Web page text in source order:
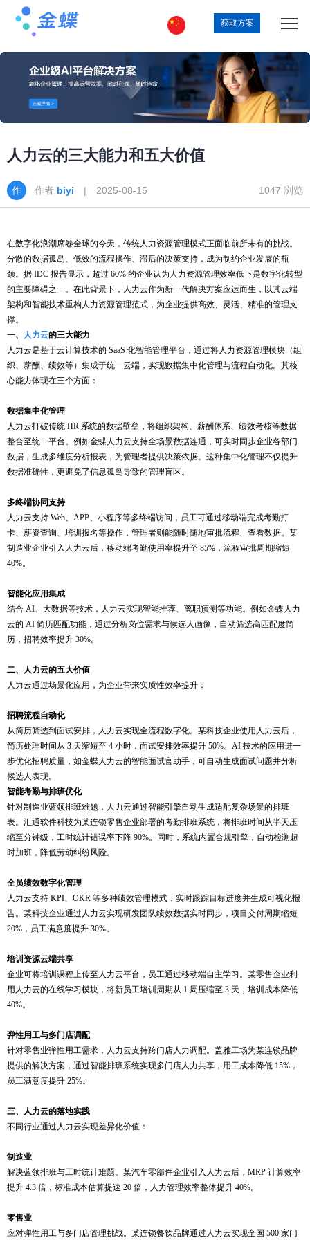
获取方案
人力云的三大能力和五大价值
作者 biyi | 2025-08-15 1047 浏览
在数字化浪潮席卷全球的今天，传统人力资源管理模式正面临前所未有的挑战。
分散的数据孤岛、低效的流程操作、滞后的决策支持，成为制约企业发展的瓶
颈。据 IDC 报告显示，超过 60% 的企业认为人力资源管理效率低下是数字化转型
的主要障碍之一。在此背景下，人力云作为新一代解决方案应运而生，以其云端
架构和智能技术重构人力资源管理范式，为企业提供高效、灵活、精准的管理支
撑。
一、
人力云的三大能力
人力云是基于云计算技术的 SaaS 化智能管理平台，通过将人力资源管理模块（组
织、薪酬、绩效等）集成于统一云端，实现数据集中化管理与流程自动化。其核
心能力体现在三个方面：
数据集中化管理
人力云打破传统 HR 系统的数据壁垒，将组织架构、薪酬体系、绩效考核等数据
整合至统一平台。例如金蝶人力云支持全场景数据连通，可实时同步企业各部门
数据，生成多维度分析报表，为管理者提供决策依据。这种集中化管理不仅提升
数据准确性，更避免了信息孤岛导致的管理盲区。
多终端协同支持
人力云支持 Web、APP、小程序等多终端访问，员工可通过移动端完成考勤打
卡、薪资查询、培训报名等操作，管理者则能随时随地审批流程、查看数据。某
制造业企业引入人力云后，移动端考勤使用率提升至 85%，流程审批周期缩短
40%。
智能化应用集成
结合 AI、大数据等技术，人力云实现智能推荐、离职预测等功能。例如金蝶人力
云的 AI 简历匹配功能，通过分析岗位需求与候选人画像，自动筛选高匹配度简
历，招聘效率提升 30%。
二、人力云的五大价值
人力云通过场景化应用，为企业带来实质性效率提升：
招聘流程自动化
从简历筛选到面试安排，人力云实现全流程数字化。某科技企业使用人力云后，
简历处理时间从 3 天缩短至 4 小时，面试安排效率提升 50%。AI 技术的应用进一
步优化招聘质量，如金蝶人力云的智能面试官助手，可自动生成面试问题并分析
候选人表现。
智能考勤与排班优化
针对制造业蓝领排班难题，人力云通过智能引擎自动生成适配复杂场景的排班
表。汇通软件科技为某连锁零售企业部署的考勤排班系统，将排班时间从半天压
缩至分钟级，工时统计错误率下降 90%。同时，系统内置合规引擎，自动检测超
时加班，降低劳动纠纷风险。
全员绩效数字化管理
人力云支持 KPI、OKR 等多种绩效管理模式，实时跟踪目标进度并生成可视化报
告。某科技企业通过人力云实现研发团队绩效数据实时同步，项目交付周期缩短
20%，员工满意度提升 30%。
培训资源云端共享
企业可将培训课程上传至人力云平台，员工通过移动端自主学习。某零售企业利
用人力云的在线学习模块，将新员工培训周期从 1 周压缩至 3 天，培训成本降低
40%。
弹性用工与多门店调配
针对零售业弹性用工需求，人力云支持跨门店人力调配。盖雅工场为某连锁品牌
提供的解决方案，通过智能排班系统实现多门店人力共享，用工成本降低 15%，
员工满意度提升 25%。
三、 人力云的落地实践
不同行业通过人力云实现差异化价值：
制造业
解决蓝领排班与工时统计难题。某汽车零部件企业引入人力云后， MRP 计算效率
提升 4.3 倍，标准成本估算提速 20 倍，人力管理效率整体提升 40%。
零售业
应对弹性用工与多门店管理挑战。某连锁餐饮品牌通过人力云实现全国 500 家门